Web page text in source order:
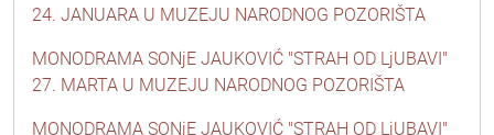
24. JANUARA U MUZEJU NARODNOG POZORIŠTA
MONODRAMA SONjE JAUKOVIĆ "STRAH OD LjUBAVI"
27. MARTA U MUZEJU NARODNOG POZORIŠTA
MONODRAMA SONjE JAUKOVIĆ "STRAH OD LjUBAVI"